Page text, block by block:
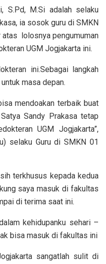
S.Pd, M.Si adalah selaku
ia sosok guru di SMKN
atas lolosnya pengumuman
UGM Jogjakarta ini.
ini.Sebagai langkah
masa depan.
mendoakan terbaik buat
Sandy Prakasa tetap
UGM Jogjakarta”,
selaku Guru di SMKN 01
terkhusus kepada kedua
saya masuk di fakultas
di terima saat ini.
kehidupanku sehari –
bisa masuk di fakultas ini
sangatlah sulit di